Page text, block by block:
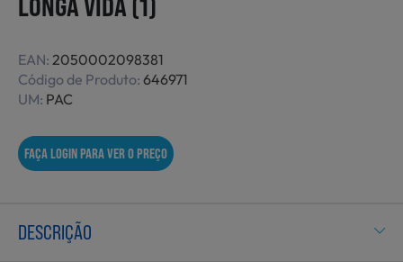
Refeições Prontas
EAN: 2050002098381
Código de Produto: 646971
UM: PAC
FAÇA LOGIN PARA VER O PREÇO
DESCRIÇÃO